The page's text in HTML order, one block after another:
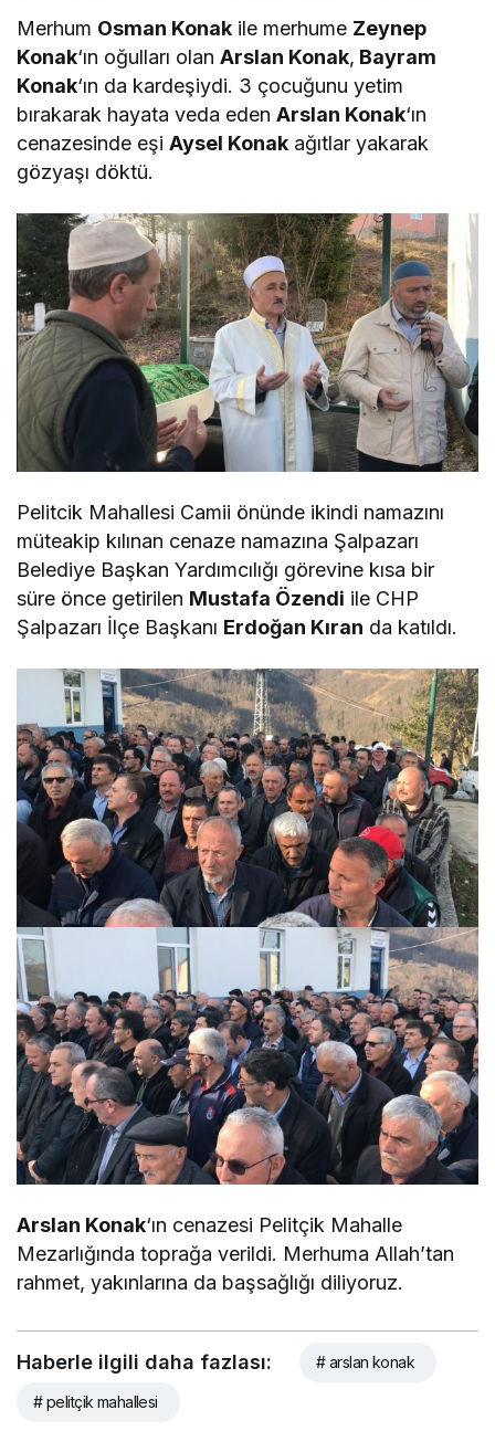
Merhum Osman Konak ile merhume Zeynep
Konak‘ın oğulları olanArslan Konak, Bayram
Konak‘ın da kardeşiydi. 3 çocuğunu yetim
bırakarak hayata veda edenArslan Konak‘ın
cenazesinde eşiAysel Konak ağıtlar yakarak
gözyaşı döktü.
Pelitcik Mahallesi Camii önünde ikindi namazını
müteakip kılınan cenaze namazına Şalpazarı
Belediye Başkan Yardımcılığı görevine kısa bir
süre önce getirilen Mustafa Özendi ile CHP
Şalpazarı İlçe Başkanı Erdoğan Kıran da katıldı.
Arslan Konak‘ın cenazesi Pelitçik Mahalle
Mezarlığında toprağa verildi. Merhuma Allah’tan
rahmet, yakınlarına da başsağlığı diliyoruz.
Haberle ilgili daha fazlası: # arslan konak
# pelitçik mahallesi